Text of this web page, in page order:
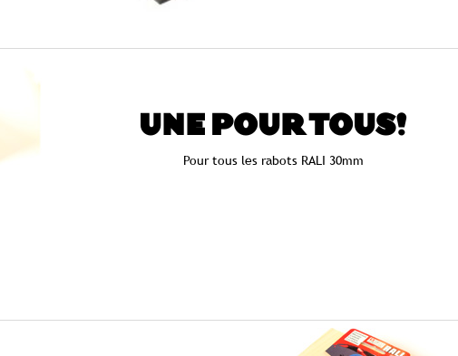
UNE POUR TOUS!
Pour tous les rabots RALI 30mm